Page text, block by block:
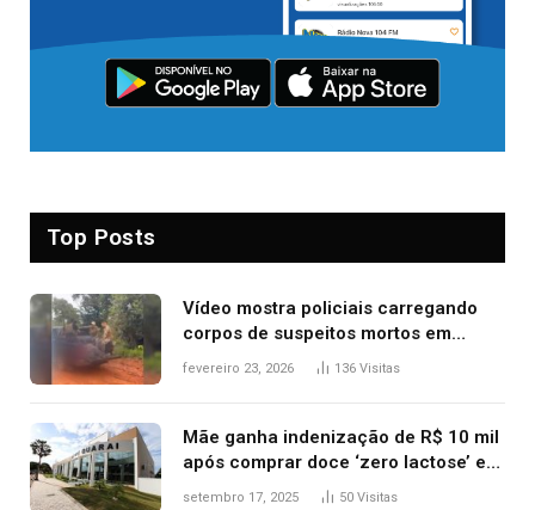
Top Posts
Vídeo mostra policiais carregando
corpos de suspeitos mortos em
confronto dentro de caminhonete
fevereiro 23, 2026 136 Visitas
Mãe ganha indenização de R$ 10 mil
após comprar doce ‘zero lactose’ e
filha ter reação alérgica grave
setembro 17, 2025 50 Visitas